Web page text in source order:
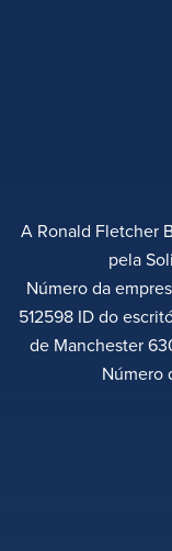
A Ronald Fletcher
pela
Número da
512598 ID do
de Manchester
Número